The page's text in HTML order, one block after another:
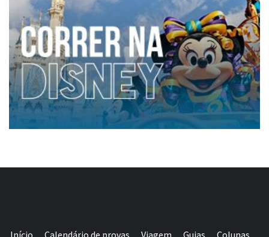
Início Calendário de provas Viagem Guias Colunas